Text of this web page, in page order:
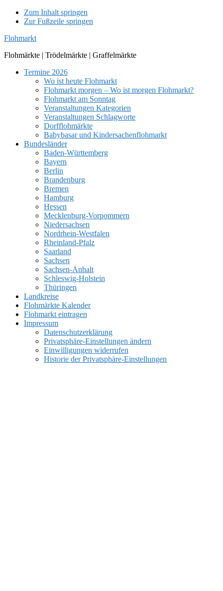
Zum Inhalt springen
Zur Fußzeile springen
Flohmarkt
Flohmärkte | Trödelmärkte | Graffelmärkte
Termine 2026
Wo ist heute Flohmarkt
Flohmarkt morgen – Wo ist morgen Flohmarkt?
Flohmarkt am Sonntag
Veranstaltungen Kategorien
Veranstaltungen Schlagworte
Dorfflohmärkte
Babybasar und Kindersachenflohmarkt
Bundesländer
Baden-Württemberg
Bayern
Berlin
Brandenburg
Bremen
Hamburg
Hessen
Mecklenburg-Vorpommern
Niedersachsen
Nordrhein-Westfalen
Rheinland-Pfalz
Saarland
Sachsen
Sachsen-Anhalt
Schleswig-Holstein
Thüringen
Landkreise
Flohmärkte Kalender
Flohmarkt eintragen
Impressum
Datenschutzerklärung
Privatsphäre-Einstellungen ändern
Einwilligungen widerrufen
Historie der Privatsphäre-Einstellungen